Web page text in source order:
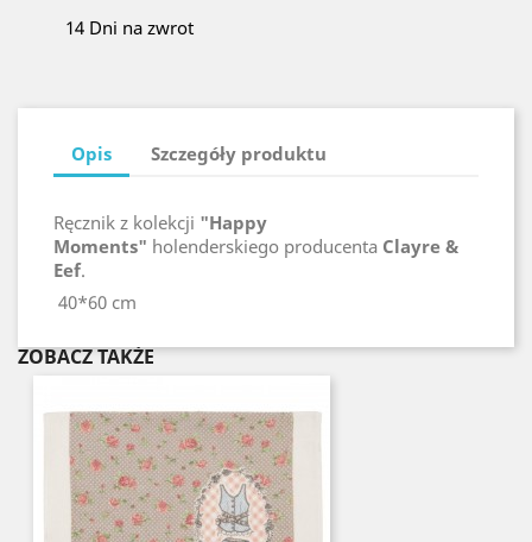
14 Dni na zwrot
Opis Szczegóły produktu
Ręcznik z kolekcji "Happy
Moments" holenderskiego producenta Clayre &
Eef.
40*60 cm
ZOBACZ TAKŻE